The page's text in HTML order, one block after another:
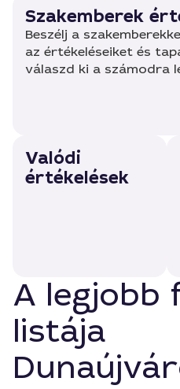
Szakemberek
Beszélj a
az értékeléseiket és
válaszd ki a számodra
Valódi
értékelések
A legjobb
listája